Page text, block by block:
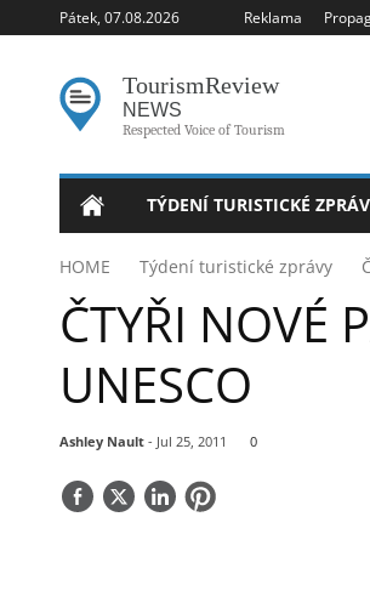
Pátek, 07.08.2026 Reklama
TourismReview
NEWS
Respected Voice of Tourism
TÝDENÍ TURISTICKÉ
HOME Týdení turistické zprávy
ČTYŘI NOVÉ
UNESCO
Ashley Nault- Jul 25, 2011 0